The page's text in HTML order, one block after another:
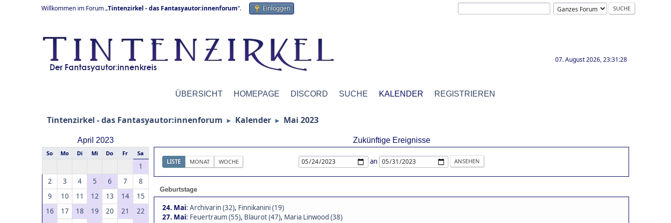
Willkommen im Forum „Tintenzirkel - das Fantasyautor:innenforum“. Einloggen
07. August 2026, 23:31:28
ÜBERSICHT HOMEPAGE DISCORD SUCHE KALENDER REGISTRIEREN
Tintenzirkel - das Fantasyautor:innenforum ► Kalender ► Mai 2023
April 2023
So Mo Di Mi Do Fr Sa
1
2
3 4 5 6 7
8
9
10 11 12 13 14
15
16
17 18 19 20 21
22
Zukünftige Ereignisse
LISTE MONAT WOCHE an
Geburtstage
24. Mai: Archivarin (32), Finnikanini (19)
27. Mai: Feuertraum (55), Blaurot (47), Maria Linwood (38)